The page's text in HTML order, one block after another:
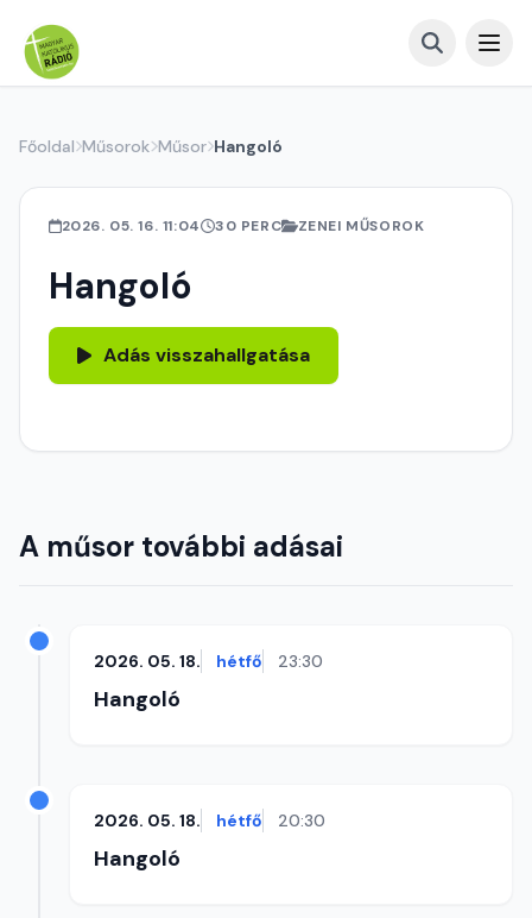
Főoldal Műsorok Műsor Hangoló
2026. 05. 16. 11:04 30 PERC ZENEI MŰSOROK
Hangoló
Adás visszahallgatása
A műsor további adásai
2026. 05. 18. hétfő 23:30
Hangoló
2026. 05. 18. hétfő 20:30
Hangoló